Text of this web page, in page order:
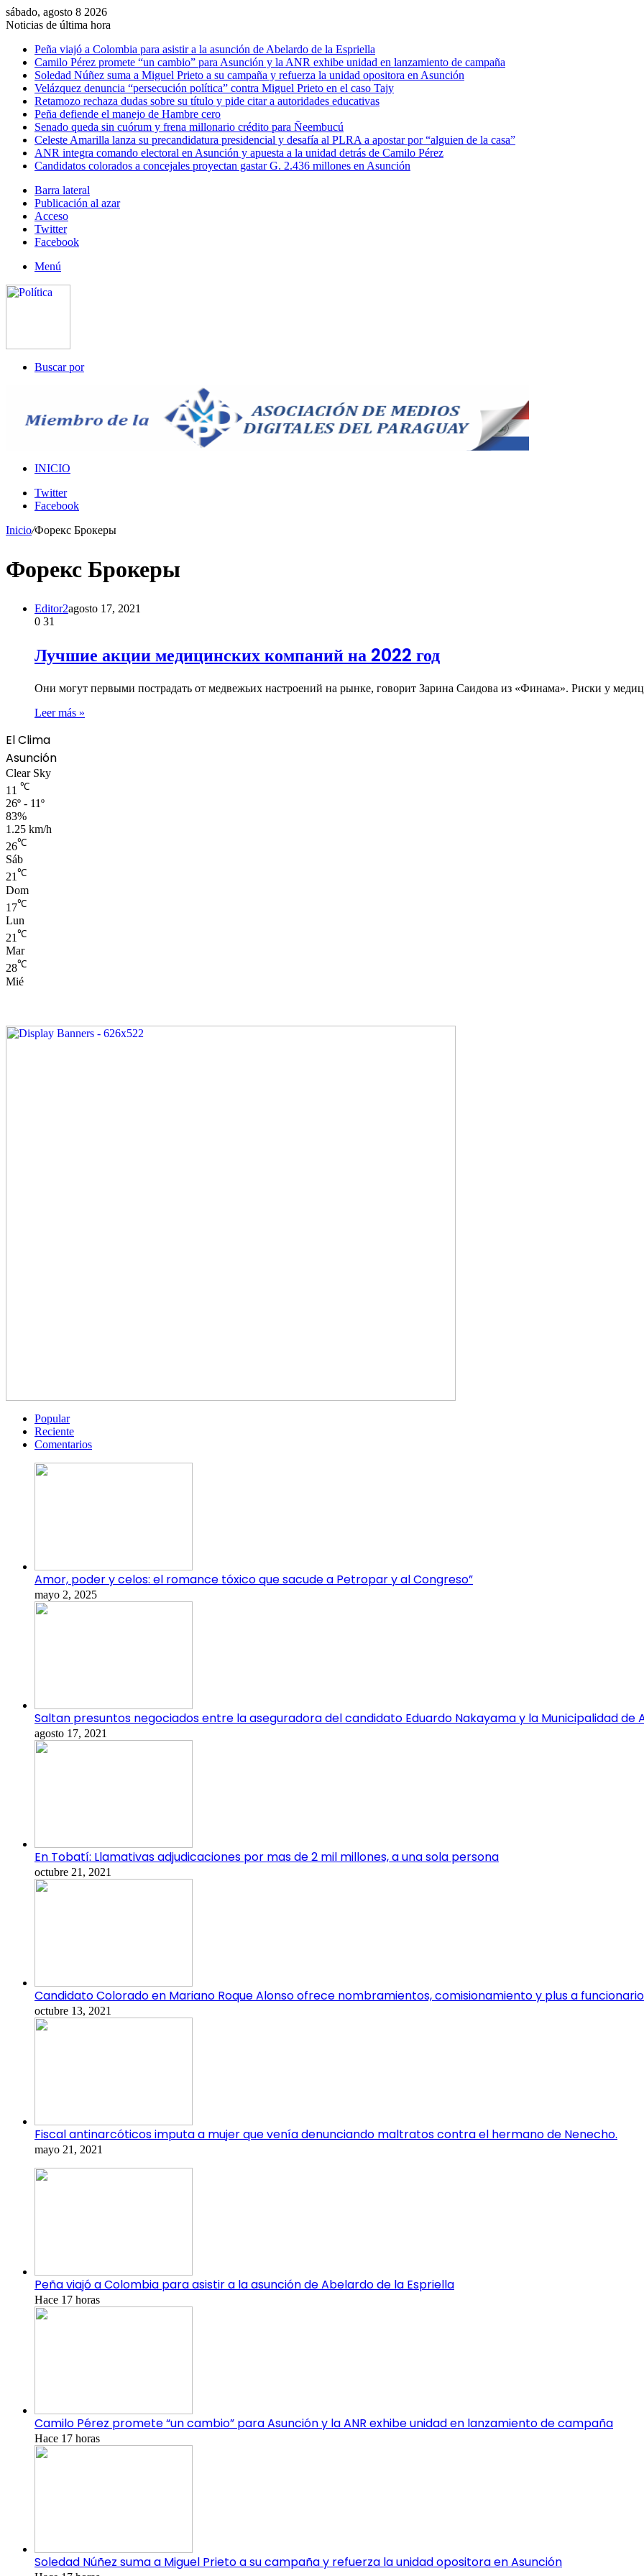
sábado, agosto 8 2026
Noticias de última hora
Peña viajó a Colombia para asistir a la asunción de Abelardo de la Espriella
Camilo Pérez promete “un cambio” para Asunción y la ANR exhibe unidad en lanzamiento de campaña
Soledad Núñez suma a Miguel Prieto a su campaña y refuerza la unidad opositora en Asunción
Velázquez denuncia “persecución política” contra Miguel Prieto en el caso Tajy
Retamozo rechaza dudas sobre su título y pide citar a autoridades educativas
Peña defiende el manejo de Hambre cero
Senado queda sin cuórum y frena millonario crédito para Ñeembucú
Celeste Amarilla lanza su precandidatura presidencial y desafía al PLRA a apostar por “alguien de la casa”
ANR integra comando electoral en Asunción y apuesta a la unidad detrás de Camilo Pérez
Candidatos colorados a concejales proyectan gastar G. 2.436 millones en Asunción
Barra lateral
Publicación al azar
Acceso
Twitter
Facebook
Menú
Buscar por
INICIO
Twitter
Facebook
Inicio/Форекс Брокеры
Форекс Брокеры
Editor2agosto 17, 2021
0 31
Лучшие акции медицинских компаний на 2022 год
Они могут первыми пострадать от медвежьих настроений на рынке, говорит Зарина Саидова из «Финама». Риски у
Leer más »
El Clima
Asunción
Clear Sky
11 ℃
26º - 11º
83%
1.25 km/h
26℃
Sáb
21℃
Dom
17℃
Lun
21 ℃
Mar
28℃
Mié
Popular
Reciente
Comentarios
Amor, poder y celos: el romance tóxico que sacude a Petropar y al Congreso”
mayo 2, 2025
Saltan presuntos negociados entre la aseguradora del candidato Eduardo Nakayama y la Municipalidad de
agosto 17, 2021
En Tobatí: Llamativas adjudicaciones por mas de 2 mil millones, a una sola persona
octubre 21, 2021
Candidato Colorado en Mariano Roque Alonso ofrece nombramientos, comisionamiento y plus a
octubre 13, 2021
Fiscal antinarcóticos imputa a mujer que venía denunciando maltratos contra el hermano de Nenecho.
mayo 21, 2021
Peña viajó a Colombia para asistir a la asunción de Abelardo de la Espriella
Hace 17 horas
Camilo Pérez promete “un cambio” para Asunción y la ANR exhibe unidad en lanzamiento de campaña
Hace 17 horas
Soledad Núñez suma a Miguel Prieto a su campaña y refuerza la unidad opositora en Asunción